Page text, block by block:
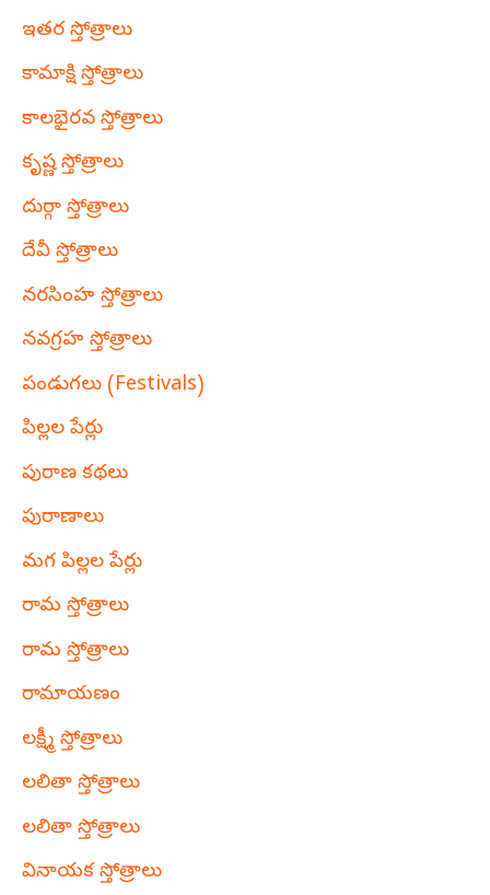
ఇతర స్తోత్రాలు
కామాక్షి స్తోత్రాలు
కాలభైరవ స్తోత్రాలు
కృష్ణ స్తోత్రాలు
దుర్గా స్తోత్రాలు
దేవీ స్తోత్రాలు
నరసింహ స్తోత్రాలు
నవగ్రహ స్తోత్రాలు
పండుగలు (Festivals)
పిల్లల పేర్లు
పురాణ కథలు
పురాణాలు
మగ పిల్లల పేర్లు
రామ స్తోత్రాలు
రామ స్తోత్రాలు
రామాయణం
లక్ష్మీ స్తోత్రాలు
లలితా స్తోత్రాలు
లలితా స్తోత్రాలు
వినాయక స్తోత్రాలు